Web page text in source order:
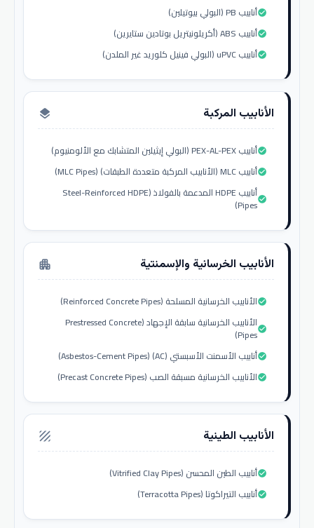
أنابيب PB (البولي بيوتيلين)check_circle
أنابيب ABS (أكريلونيتريل بوتادين ستايرين)check_circle
أنابيب uPVC (البولي فينيل كلوريد غير الملدن)check_circle
الأنابيب المركبة layers
أنابيب PEX-AL-PEX (البولي إيثيلين المتشابك مع الألومنيوم)check_circle
أنابيب MLC (الأنابيب المركبة متعددة الطبقات) (MLC Pipes)check_circle
أنابيب HDPE المدعمة بالفولاذ (Steel-Reinforced HDPE
Pipes)check_circle
الأنابيب الخرسانية والإسمنتية apartment
الأنابيب الخرسانية المسلحة (Reinforced Concrete Pipes)check_circle
الأنابيب الخرسانية سابقة الإجهاد (Prestressed Concrete
Pipes)check_circle
أنابيب الأسمنت الأسبستي (AC) (Asbestos-Cement Pipes)check_circle
الأنابيب الخرسانية مسبقة الصب (Precast Concrete Pipes)check_circle
الأنابيب الطينية texture
أنابيب الطين المحسن (Vitrified Clay Pipes)check_circle
أنابيب التيراكوتا (Terracotta Pipes)check_circle